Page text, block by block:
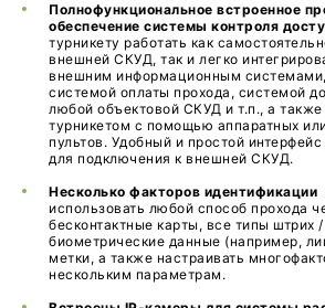
Полнофункциональное встроенное
обеспечение системы контроля
турникету работать как
внешней СКУД, так и легко
внешним информационным
системой оплаты прохода, системой
любой объектовой СКУД и т.п., а также
турникетом с помощью аппаратных
пультов. Удобный и простой
для подключения к внешней СКУД.
Несколько факторов идентификации
использовать любой способ прохода
бесконтактные карты, все типы штрих
биометрические данные (например,
метки, а также настраивать
нескольким параметрам.